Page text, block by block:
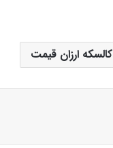
کالسکه ارزان قیمت